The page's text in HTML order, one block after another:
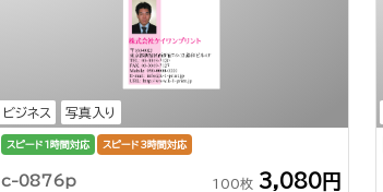
ビジネス 写真入り
スピード1時間対応 スピード3時間対応
c-0876p 100枚 3,080円